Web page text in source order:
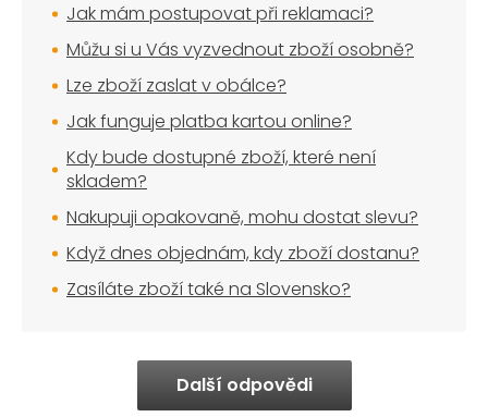
Jak mám postupovat při reklamaci?
Můžu si u Vás vyzvednout zboží osobně?
Lze zboží zaslat v obálce?
Jak funguje platba kartou online?
Kdy bude dostupné zboží, které není
skladem?
Nakupuji opakovaně, mohu dostat slevu?
Když dnes objednám, kdy zboží dostanu?
Zasíláte zboží také na Slovensko?
Další odpovědi